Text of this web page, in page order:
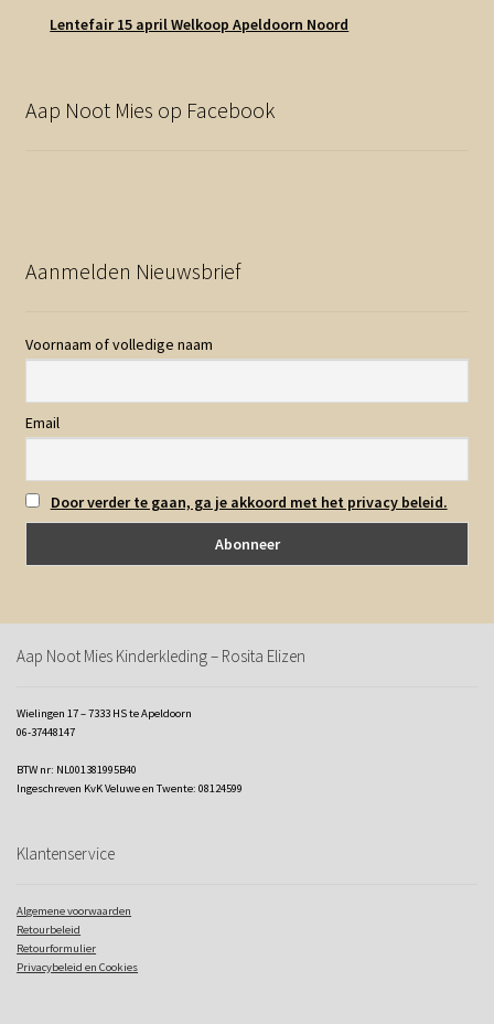
Lentefair 15 april Welkoop Apeldoorn Noord
Aap Noot Mies op Facebook
Aanmelden Nieuwsbrief
Voornaam of volledige naam
Email
Door verder te gaan, ga je akkoord met het privacy beleid.
Aap Noot Mies Kinderkleding – Rosita Elizen
Wielingen 17 – 7333 HS te Apeldoorn
06-37448147
BTW nr: NL001381995B40
Ingeschreven KvK Veluwe en Twente: 08124599
Klantenservice
Algemene voorwaarden
Retourbeleid
Retourformulier
Privacybeleid en Cookies